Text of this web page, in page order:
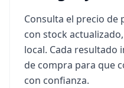
Consulta el precio de
con stock
local. Cada resultado
de compra para que
con confianza.